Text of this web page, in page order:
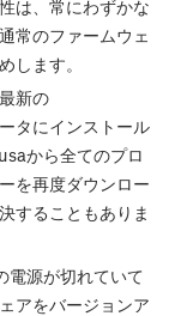
は、常にわずかな
常のファームウェ
します。
新の
タにインストール
から全てのプロ
を再度ダウンロー
することもありま
電源が切れていて
アをバージョンア